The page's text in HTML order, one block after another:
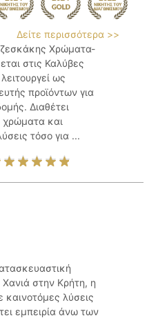
Δείτε περισσότερα >>
Χρώματα-
στις Καλύβες
ως
προϊόντων για
Διαθέτει
χρώματα και
τόσο για ...
στην Κρήτη, η
καινοτόμες λύσεις
εμπειρία άνω των